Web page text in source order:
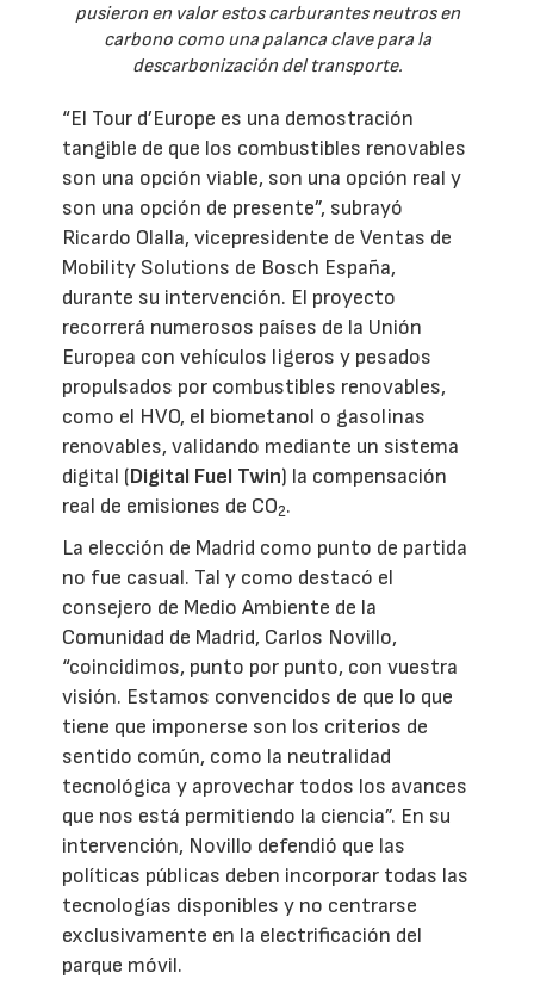
pusieron en valor estos carburantes neutros en
carbono como una palanca clave para la
descarbonización del transporte.
“El Tour d’Europe es una demostración
tangible de que los combustibles renovables
son una opción viable, son una opción real y
son una opción de presente”, subrayó
Ricardo Olalla, vicepresidente de Ventas de
Mobility Solutions de Bosch España,
durante su intervención. El proyecto
recorrerá numerosos países de la Unión
Europea con vehículos ligeros y pesados
propulsados por combustibles renovables,
como el HVO, el biometanol o gasolinas
renovables, validando mediante un sistema
digital (Digital Fuel Twin) la compensación
real de emisiones de CO2.
La elección de Madrid como punto de partida
no fue casual. Tal y como destacó el
consejero de Medio Ambiente de la
Comunidad de Madrid, Carlos Novillo,
“coincidimos, punto por punto, con vuestra
visión. Estamos convencidos de que lo que
tiene que imponerse son los criterios de
sentido común, como la neutralidad
tecnológica y aprovechar todos los avances
que nos está permitiendo la ciencia”. En su
intervención, Novillo defendió que las
políticas públicas deben incorporar todas las
tecnologías disponibles y no centrarse
exclusivamente en la electrificación del
parque móvil.